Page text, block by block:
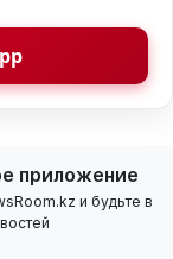
приложение
и будьте в